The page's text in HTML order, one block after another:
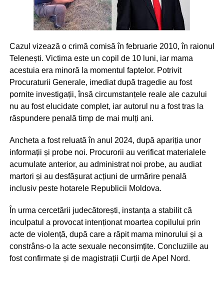
Cazul vizează o crimă comisă în februarie 2010, în raionul
Telenești. Victima este un copil de 10 luni, iar mama
acestuia era minoră la momentul faptelor. Potrivit
Procuraturii Generale, imediat după tragedie au fost
pornite investigații, însă circumstanțele reale ale cazului
nu au fost elucidate complet, iar autorul nu a fost tras la
răspundere penală timp de mai mulți ani.
Ancheta a fost reluată în anul 2024, după apariția unor
informații și probe noi. Procurorii au verificat materialele
acumulate anterior, au administrat noi probe, au audiat
martori și au desfășurat acțiuni de urmărire penală
inclusiv peste hotarele Republicii Moldova.
În urma cercetării judecătorești, instanța a stabilit că
inculpatul a provocat intenționat moartea copilului prin
acte de violență, după care a răpit mama minorului și a
constrâns-o la acte sexuale neconsimțite. Concluziile au
fost confirmate și de magistrații Curții de Apel Nord.